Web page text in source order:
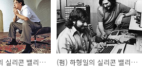
(펌) 하형일의 실리콘 밸리 스토리 : Episode15 (펌) 하형일의 실리콘 밸리 스토리 : Episode14